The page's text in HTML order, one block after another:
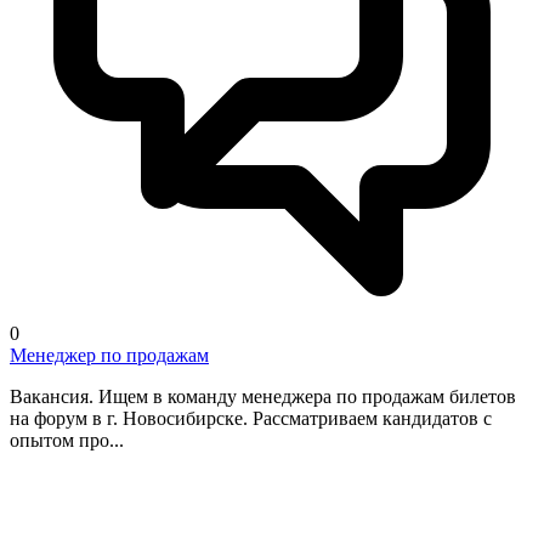
0
Менеджер по продажам
Вакансия. Ищем в команду менеджера по продажам билетов
на форум в г. Новосибирске. Рассматриваем кандидатов с
опытом про...